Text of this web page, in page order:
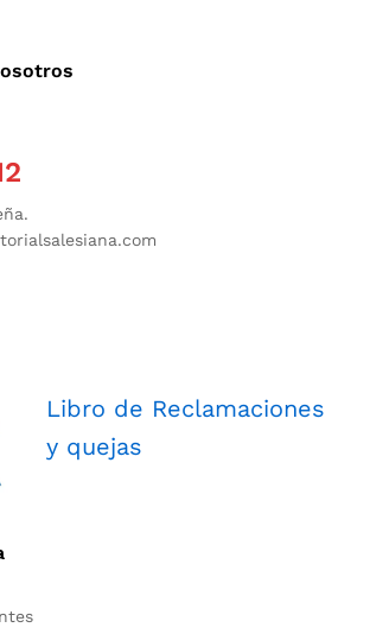
Libro de Reclamaciones
y quejas